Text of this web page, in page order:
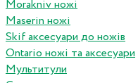
Morakniv ножі
Maserin ножі
Skif аксесуари до ножів
Ontario ножі та аксесуари
Мультитули